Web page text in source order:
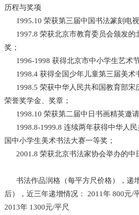
历程与奖项
1995.10 荣获第三届中国书法篆刻电视
1997.8 荣获北京市教育委员会颁发的
奖；
1996-1998 获得北京市中小学生艺术节
1998.4 获得全国少年儿童第三届美术
1998.5 荣获中华人民共和国教育部宋
荣誉奖学金、奖章；
1998.10 荣获第二届中日书画精英邀请
1998.8-1999.8 连续两年获得中华人民
国中小学生美术书法大赛一等奖；
2001.8 荣获北京书法家协会举办的中
书法作品润格（每平方尺价格），递
后），近三年递增情况： 2011年 800元/
2013年 1300元/平尺